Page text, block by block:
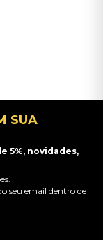
SUA
5%, novidades,
seu email dentro de